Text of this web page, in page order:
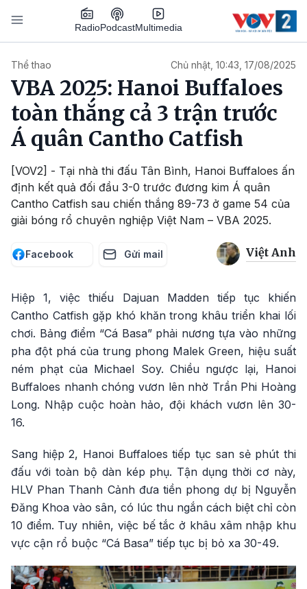
Nhảy đến nội dung
RadioPodcastMultimedia
Thể thao Chủ nhật, 10:43, 17/08/2025
VBA 2025: Hanoi Buffaloes
toàn thắng cả 3 trận trước
Á quân Cantho Catfish
[VOV2] - Tại nhà thi đấu Tân Bình, Hanoi Buffaloes ấn
định kết quả đối đầu 3-0 trước đương kim Á quân
Cantho Catfish sau chiến thắng 89-73 ở game 54 của
giải bóng rổ chuyên nghiệp Việt Nam – VBA 2025.
Facebook Gửi mail Việt Anh
Hiệp 1, việc thiếu Dajuan Madden tiếp tục khiến
Cantho Catfish gặp khó khăn trong khâu triển khai lối
chơi. Bảng điểm “Cá Basa” phải nương tựa vào những
pha đột phá của trung phong Malek Green, hiệu suất
ném phạt của Michael Soy. Chiều ngược lại, Hanoi
Buffaloes nhanh chóng vươn lên nhờ Trần Phi Hoàng
Long. Nhập cuộc hoàn hảo, đội khách vươn lên 30-
16.
Sang hiệp 2, Hanoi Buffaloes tiếp tục san sẻ phút thi
đấu với toàn bộ dàn kép phụ. Tận dụng thời cơ này,
HLV Phan Thanh Cảnh đưa tiền phong dự bị Nguyễn
Đăng Khoa vào sân, có lúc thu ngắn cách biệt chỉ còn
10 điểm. Tuy nhiên, việc bế tắc ở khâu xâm nhập khu
vực cận rổ buộc “Cá Basa” tiếp tục bị bỏ xa 30-49.